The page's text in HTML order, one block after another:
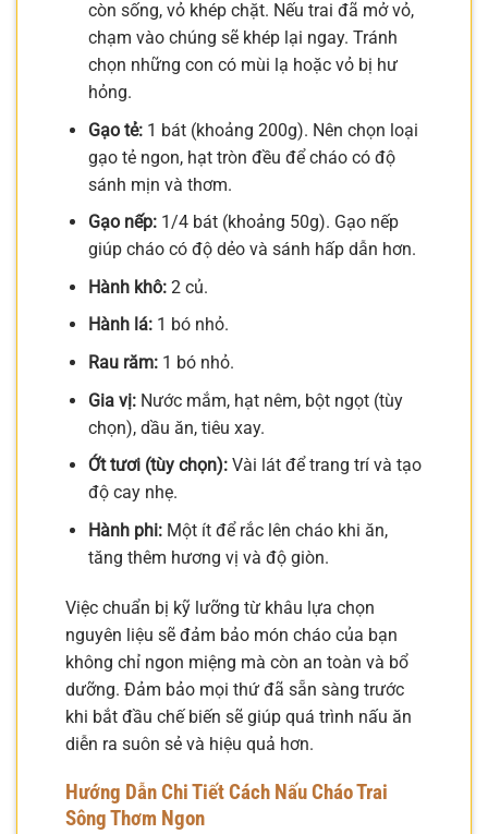
còn sống, vỏ khép chặt. Nếu trai đã mở vỏ,
chạm vào chúng sẽ khép lại ngay. Tránh
chọn những con có mùi lạ hoặc vỏ bị hư
hỏng.
Gạo tẻ:1 bát (khoảng 200g). Nên chọn loại
gạo tẻ ngon, hạt tròn đều để cháo có độ
sánh mịn và thơm.
Gạo nếp:1/4 bát (khoảng 50g). Gạo nếp
giúp cháo có độ dẻo và sánh hấp dẫn hơn.
Hành khô:2 củ.
Hành lá:1 bó nhỏ.
Rau răm:1 bó nhỏ.
Gia vị:Nước mắm, hạt nêm, bột ngọt (tùy
chọn), dầu ăn, tiêu xay.
Ớt tươi (tùy chọn):Vài lát để trang trí và tạo
độ cay nhẹ.
Hành phi:Một ít để rắc lên cháo khi ăn,
tăng thêm hương vị và độ giòn.
Việc chuẩn bị kỹ lưỡng từ khâu lựa chọn
nguyên liệu sẽ đảm bảo món cháo của bạn
không chỉ ngon miệng mà còn an toàn và bổ
dưỡng. Đảm bảo mọi thứ đã sẵn sàng trước
khi bắt đầu chế biến sẽ giúp quá trình nấu ăn
diễn ra suôn sẻ và hiệu quả hơn.
Hướng Dẫn Chi Tiết Cách Nấu Cháo Trai
Sông Thơm Ngon